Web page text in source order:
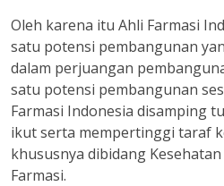
Oleh karena itu Ahli Farmasi
satu potensi pembangunan
dalam perjuangan
satu potensi pembangunan
Farmasi Indonesia disamping
ikut serta mempertinggi taraf
khususnya dibidang
Farmasi.